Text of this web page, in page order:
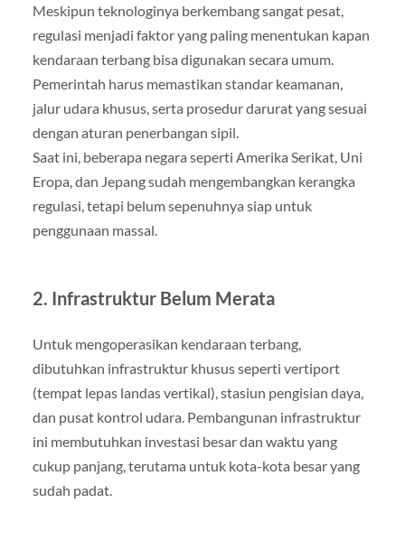
Meskipun teknologinya berkembang sangat pesat,
regulasi menjadi faktor yang paling menentukan kapan
kendaraan terbang bisa digunakan secara umum.
Pemerintah harus memastikan standar keamanan,
jalur udara khusus, serta prosedur darurat yang sesuai
dengan aturan penerbangan sipil.
Saat ini, beberapa negara seperti Amerika Serikat, Uni
Eropa, dan Jepang sudah mengembangkan kerangka
regulasi, tetapi belum sepenuhnya siap untuk
penggunaan massal.
2. Infrastruktur Belum Merata
Untuk mengoperasikan kendaraan terbang,
dibutuhkan infrastruktur khusus seperti vertiport
(tempat lepas landas vertikal), stasiun pengisian daya,
dan pusat kontrol udara. Pembangunan infrastruktur
ini membutuhkan investasi besar dan waktu yang
cukup panjang, terutama untuk kota-kota besar yang
sudah padat.